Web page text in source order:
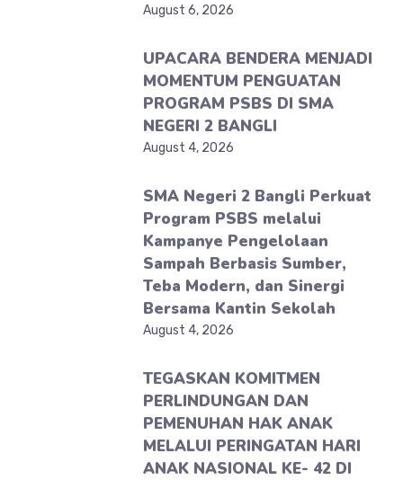
August 6, 2026
UPACARA BENDERA MENJADI
MOMENTUM PENGUATAN
PROGRAM PSBS DI SMA
NEGERI 2 BANGLI
August 4, 2026
SMA Negeri 2 Bangli Perkuat
Program PSBS melalui
Kampanye Pengelolaan
Sampah Berbasis Sumber,
Teba Modern, dan Sinergi
Bersama Kantin Sekolah
August 4, 2026
TEGASKAN KOMITMEN
PERLINDUNGAN DAN
PEMENUHAN HAK ANAK
MELALUI PERINGATAN HARI
ANAK NASIONAL KE- 42 DI